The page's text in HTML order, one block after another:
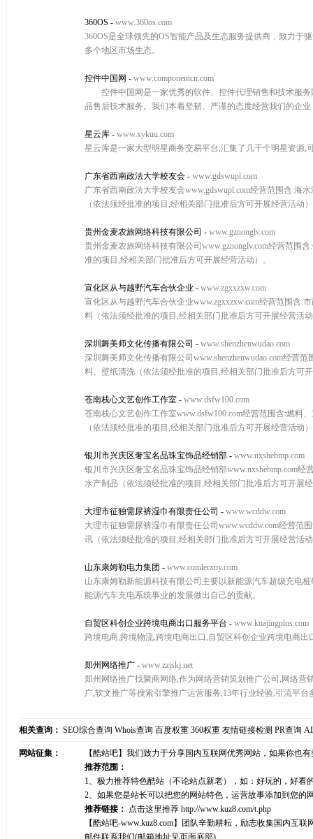
360OS - www.360os.com
360OS是全球领先的OS智能产品及生态服务提供商，致力于
多个地区市场生态。
控件中国网 - www.componentcn.com
控件中国网是一家优秀的软件、控件代理销售和技术服务
品售后技术服务。我们本着坚韧、严谨的态度经营我们的企
星云库 - www.xykuu.com
星云库是一家大型明星商务交易平台,汇集了几千个明星资源
广东省西南政法大学校友会 - www.gdswupl.com
广东省西南政法大学校友会www.gdswupl.com经营范围含:海
（依法须经批准的项目,经相关部门批准后方可开展经营活动
贵州金麦农旅网络科技有限公司 - www.gznonglv.com
贵州金麦农旅网络科技有限公司www.gznonglv.com经营范围
准的项目,经相关部门批准后方可开展经营活动）。
宣化区从与越野汽车合伙企业 - www.zgxxzxw.com
宣化区从与越野汽车合伙企业www.zgxxzxw.com经营范围含
料（依法须经批准的项目,经相关部门批准后方可开展经营活
深圳舞美师文化传播有限公司 - www.shenzhenwudao.com
深圳舞美师文化传播有限公司www.shenzhenwudao.com经营
料、壁纸清洗（依法须经批准的项目,经相关部门批准后方可
苍南栈心文艺创作工作室 - www.dsfw100.com
苍南栈心文艺创作工作室www.dsfw100.com经营范围含:燃料
（依法须经批准的项目,经相关部门批准后方可开展经营活动
银川市兴庆区奢宝名品珠宝饰品经销部 - www.nxshebmp.com
银川市兴庆区奢宝名品珠宝饰品经销部www.nxshebmp.com
水产制品（依法须经批准的项目,经相关部门批准后方可开展
大理市征独需尿裤湿巾有限责任公司 - www.wcddw.com
大理市征独需尿裤湿巾有限责任公司www.wcddw.com经营
讯（依法须经批准的项目,经相关部门批准后方可开展经营活
山东康姆勒电力集团 - www.comlerxny.com
山东康姆勒新能源科技有限公司主要以新能源汽车超级充电
能源汽车充电系统事业的发展做出自己的贡献。
自贸区科创企业跨境电商出口服务平台 - www.kuajingplus.com
跨境电商,跨境物流,跨境电商出口,自贸区科创企业跨境电商出
郑州网络推广 - www.zzjskj.net
郑州网络推广找聚商网络,作为网络营销策划推广公司,网络营
广,软文推广等搜索引擎推广运营服务,13年行业经验,引流平
相关查询： SEO综合查询 Whois查询 百度权重 360权重 友情链接检测 PR查询
网站征集：
【酷站吧】我们致力于分享国内互联网优秀网站，如果你也
推荐范围：
1、极力推荐特色酷站（不论站点新老），如：好玩的，好
2、如果您是站长可以把您的网站特色，运营故事添加到您
推荐链接： 点击这里推荐 http://www.kuz8.com/t.php
【酷站吧-www.kuz8.com】团队辛勤耕耘，励志收集国内互
邮件联系我们(邮箱地址见页面底部)。